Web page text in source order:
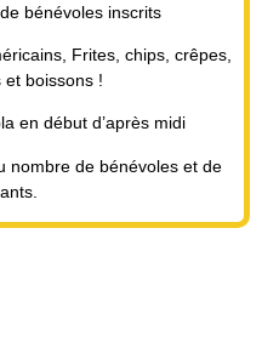
bénévoles inscrits
Frites, chips, crêpes,
et boissons !
en début d’après midi
nombre de bénévoles et de